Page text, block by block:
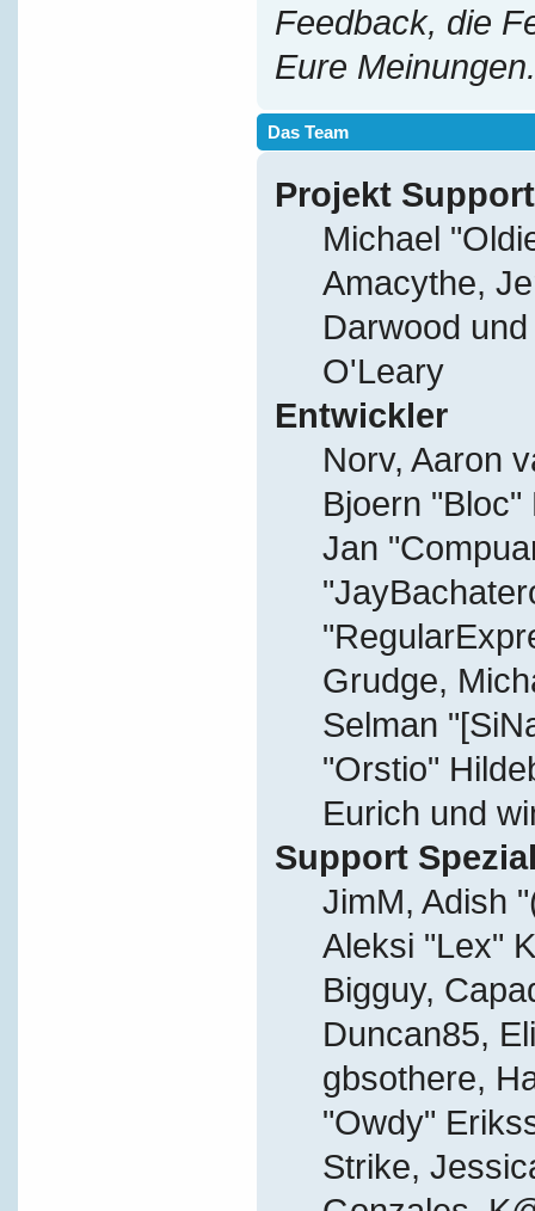
Feedback, die
Eure Meinungen.
Das Team
Projekt Support
Michael
Amacythe,
Darwood
O'Leary
Entwickler
Norv, Aaron
Bjoern
Jan
Grudge,
Selman
"Orstio"
Eurich und
Support
JimM, Adish
Aleksi "Lex"
Bigguy,
Duncan85,
gbsothere,
"Owdy"
Strike,